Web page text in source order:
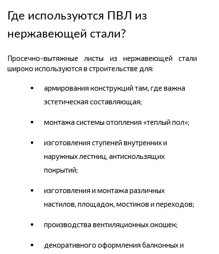
Где используются ПВЛ из
нержавеющей стали?
Просечно-вытяжные листы из нержавеющей стали
широко используются в строительстве для:
армирования конструкций там, где важна
эстетическая составляющая;
монтажа системы отопления «теплый пол»;
изготовления ступеней внутренних и
наружных лестниц, антискользящих
покрытий;
изготовления и монтажа различных
настилов, площадок, мостиков и переходов;
производства вентиляционных окошек;
декоративного оформления балконных и